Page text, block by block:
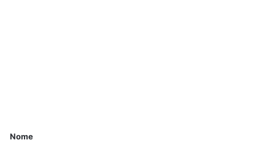
Nome